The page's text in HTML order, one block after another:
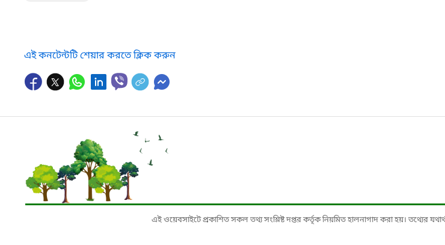
এই কনটেন্টটি শেয়ার করতে ক্লিক করুন
এই ওয়েবসাইটে প্রকাশিত সকল তথ্য সংশ্লিষ্ট দপ্তর কর্তৃক নিয়মিত হালনাগাদ করা হয়। তথ্যের